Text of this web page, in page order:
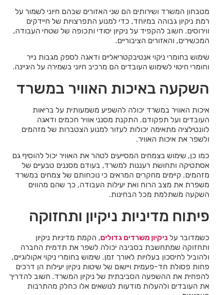
מטבחון המשרד ושירותים הם שני האזורים שבהם חיוני לשמור על
רמת ניקיון גבוהה במיוחד, כדי למנוע התפרצויות של חיידקים
ווירוסים. חשוב להקפיד על ניקיון יסודי ותכופה של שטחי העבודה,
המכשירים, והאזורים הציבוריים.
שימוש בחומרי ניקוי אנטיבקטריאליים ודאגה לספק מגבות נייר
וחומרי חיטוי לשימוש העובדים הם מרכיב חיוני בשמירה על היגיינה.
השקעה באיכות האוויר במשרד
איכות האוויר במשרד יכולה להשפיע משמעותית על בריאות
העובדים ועל תפקודם. התקנת מסנני אוויר חכמים ודאגה
לוונטילציה מתאימה יכולות לעזור למנוע הצטברות של מזהמים
ולשפר את איכות האוויר.
כמו כן, שימוש בצמחים המסייעים לטהר את האוויר יכול להוסיף גם
אסתטיקה ותחושת רעננות למשרד, בעודם מסננים טבעיים של
מזהמים. קיימים מחקרים המראים כי נוכחותם של צמחים במשרד
משפרת את מצב הרוח ואת יעילות העבודה, כך שהם מהווים
השקעה משתלמת מכל הבחינות.
פיתוח מדיניות ניקיון ותחזוקה
כשמדובר על ניקיון משרדים גדולים, הקמת מדיניות ניקיון
ותחזוקה שמתחשבת בסביבה יכולה לשפר את תדמית החברה
ולהוביל לחיסכון בעלויות לאורך זמן. שימוש בחומרי ניקוי אקולוגיים,
פחות פסולת חד-פעמית ויישום של שיטות ניקיון יעילות הן דרכים
להפחית את ההשפעה הסביבתית של ניקיון המשרד. חשוב להדריך
את העובדים ולהעלות מודעות לנושאים אלו כחלק מהתרבות